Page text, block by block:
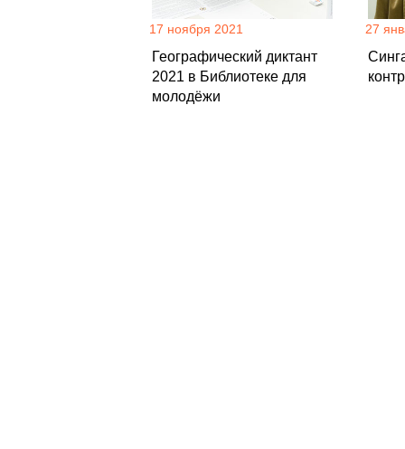
17 ноября 2021
Географический диктант
2021 в Библиотеке для
молодёжи
27